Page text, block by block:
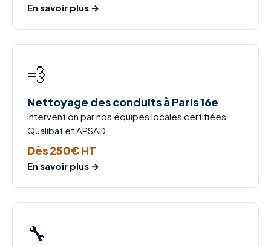
En savoir plus →
💨
Nettoyage des conduits à Paris 16e
Intervention par nos équipes locales certifiées
Qualibat et APSAD.
Dès 250€ HT
En savoir plus →
🔧